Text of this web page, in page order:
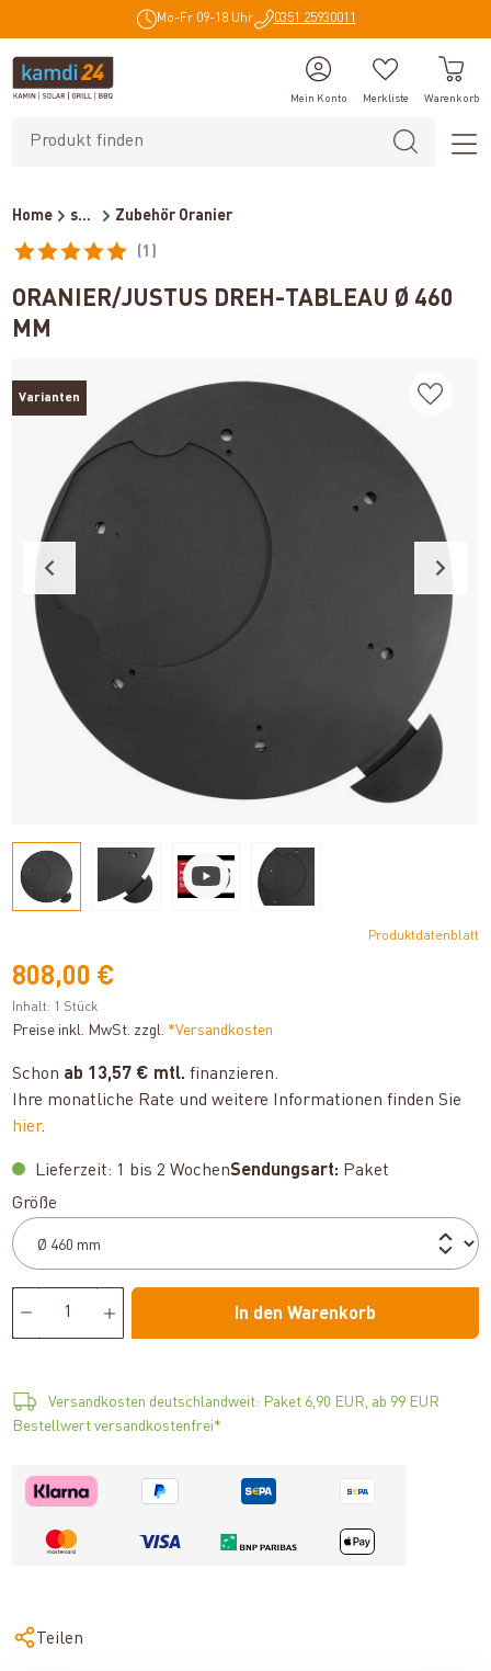
Mo-Fr 09-18 Uhr 0351 25930011
Mein Konto Merkliste Warenkorb
Home sonstiges Zubehör Zubehör Oranier
(1)
ORANIER/JUSTUS DREH-TABLEAU Ø 460
MM
Varianten
Produktdatenblatt
808,00 €
Inhalt: 1 Stück
Preise inkl. MwSt. zzgl. *Versandkosten
Schon ab 13,57 € mtl. finanzieren.
Ihre monatliche Rate und weitere Informationen finden Sie
hier.
Lieferzeit: 1 bis 2 WochenSendungsart: Paket
Größe
In den Warenkorb
Versandkosten deutschlandweit: Paket 6,90 EUR, ab 99 EUR
Bestellwert versandkostenfrei*
Teilen